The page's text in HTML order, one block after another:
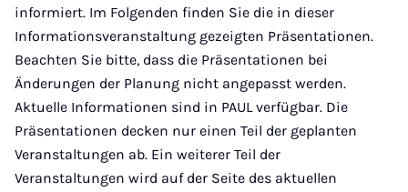
informiert. Im Folgenden finden Sie die in dieser
Informationsveranstaltung gezeigten Präsentationen.
Beachten Sie bitte, dass die Präsentationen bei
Änderungen der Planung nicht angepasst werden.
Aktuelle Informationen sind in PAUL verfügbar. Die
Präsentationen decken nur einen Teil der geplanten
Veranstaltungen ab. Ein weiterer Teil der
Veranstaltungen wird auf der Seite des aktuellen